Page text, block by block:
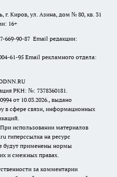
г. Киров, ул. Азина, дом № 80, кв. 31
16+
669-90-87 Email редакции:
61-95 Email рекламного отдела:
РКН: №: 7378360181.
от 10.03.2026., выдано
в сфере связи, информационных
При использовании материалов
гиперссылка на ресурс
будут применены нормы
и смежных правах.
за комментарии